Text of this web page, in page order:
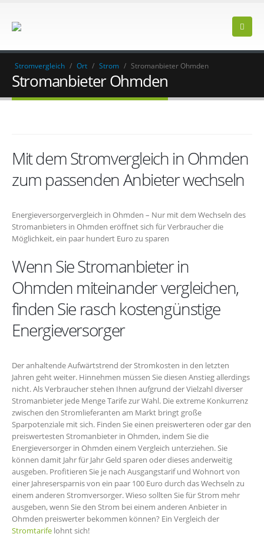
Stromvergleich / Ort / Strom / Stromanbieter Ohmden
Stromanbieter Ohmden
Mit dem Stromvergleich in Ohmden
zum passenden Anbieter wechseln
Energieversorgervergleich in Ohmden – Nur mit dem Wechseln des
Stromanbieters in Ohmden eröffnet sich für Verbraucher die
Möglichkeit, ein paar hundert Euro zu sparen
Wenn Sie Stromanbieter in
Ohmden miteinander vergleichen,
finden Sie rasch kostengünstige
Energieversorger
Der anhaltende Aufwärtstrend der Stromkosten in den letzten
Jahren geht weiter. Hinnehmen müssen Sie diesen Anstieg allerdings
nicht. Als Verbraucher stehen Ihnen aufgrund der Vielzahl diverser
Stromanbieter jede Menge Tarife zur Wahl. Die extreme Konkurrenz
zwischen den Stromlieferanten am Markt bringt große
Sparpotenziale mit sich. Finden Sie einen preiswerteren oder gar den
preiswertesten Stromanbieter in Ohmden, indem Sie die
Energieversorger in Ohmden einem Vergleich unterziehen. Sie
können damit Jahr für Jahr Geld sparen oder dieses anderweitig
ausgeben. Profitieren Sie je nach Ausgangstarif und Wohnort von
einer Jahresersparnis von ein paar 100 Euro durch das Wechseln zu
einem anderen Stromversorger. Wieso sollten Sie für Strom mehr
ausgeben, wenn Sie den Strom bei einem anderen Anbieter in
Ohmden preiswerter bekommen können? Ein Vergleich der
Stromtarife lohnt sich!